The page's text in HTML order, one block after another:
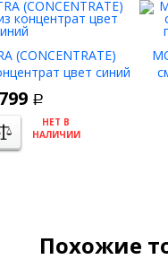
(CONCENTRATE)
цвет синий
Р
НЕТ В
НАЛИЧИИ
Похожие